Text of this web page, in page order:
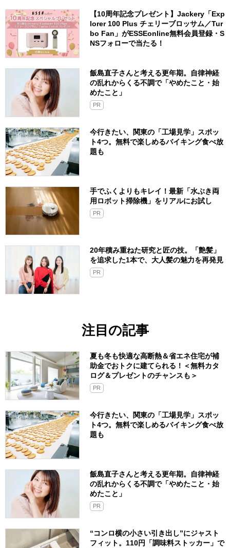
【10周年記念プレゼント】Jackery「Exp
lorer 100 Plus チェリーブロッサム／Tur
bo Fan」がESSEonline無料会員登録・S
NSフォローで当たる！
飯島直子さんと考える更年期。自律神経
の乱れからくる不調で「やめたこと・始
めたこと」
PR
今行きたい、関東の「工場見学」スポッ
ト4つ。無料で楽しめるバイキング食べ放
題も
手でふくよりもキレイ！最新「水ぶき両
用ロボット掃除機」をリアルにお試し
PR
20年積み重ねた研究と匠の技。「艶髪」
を追求した1本で、大人髪の魅力を再発見
PR
注目の記事
夏も冬も快適な高断熱＆省エネ住宅が補
助金でおトクに建てられる！＜無料カタ
ログ＆プレゼントのチャンスも＞
PR
今行きたい、関東の「工場見学」スポッ
ト4つ。無料で楽しめるバイキング食べ放
題も
飯島直子さんと考える更年期。自律神経
の乱れからくる不調で「やめたこと・始
めたこと」
PR
“コンロ横の小さい引き出し”にジャスト
フィット。110円「調味料ストッカー」で